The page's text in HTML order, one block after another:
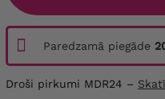
Paredzamā piegāde
Droši pirkumi MDR24 –